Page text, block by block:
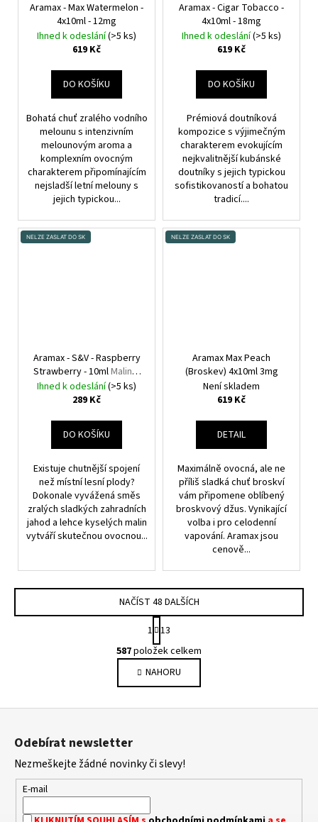
Aramax - Max Watermelon -
4x10ml - 12mg
Ihned k odeslání(>5 ks)
619 Kč
DO KOŠÍKU
Bohatá chuť zralého vodního
melounu s intenzivním
melounovým aroma a
komplexním ovocným
charakterem připomínajícím
nejsladší letní melouny s
jejich typickou...
Aramax - Cigar Tobacco -
4x10ml - 18mg
Ihned k odeslání(>5 ks)
619 Kč
DO KOŠÍKU
Prémiová doutníková
kompozice s výjimečným
charakterem evokujícím
nejkvalitnější kubánské
doutníky s jejich typickou
sofistikovaností a bohatou
tradicí....
NELZE ZASLAT DO SK
Aramax - S&V - Raspberry
Strawberry - 10mlMalina,
Jahoda
Ihned k odeslání(>5 ks)
289 Kč
DO KOŠÍKU
Existuje chutnější spojení
než místní lesní plody?
Dokonale vyvážená směs
zralých sladkých zahradních
jahod a lehce kyselých malin
vytváří skutečnou ovocnou...
NELZE ZASLAT DO SK
Aramax Max Peach
(Broskev) 4x10ml 3mg
Není skladem
619 Kč
DETAIL
Maximálně ovocná, ale ne
příliš sladká chuť broskví
vám připomene oblíbený
broskvový džus. Vynikající
volba i pro celodenní
vapování. Aramax jsou
cenově...
O
V
L
Á
D
P
R
K
NAČÍST 48 DALŠÍCH
S
T
R
Á
N
K
1 13
587položek celkem
NAHORU
Z
Odebírat newsletter
Nezmeškejte žádné novinky či slevy!
E-mail